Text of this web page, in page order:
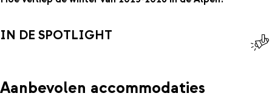
IN DE SPOTLIGHT
Aanbevolen accommodaties